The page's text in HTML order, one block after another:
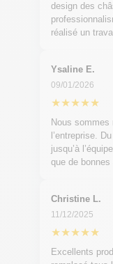
design des
réalisé un
Ysaline E.
09/01/2026
★★★★★
Nous
l’entreprise.
jusqu’à
que de bonnes
Christine L.
11/12/2025
★★★★★
Excellents